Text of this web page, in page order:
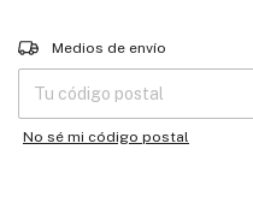
Entregas para el CP:
Medios de envío
No sé mi código postal